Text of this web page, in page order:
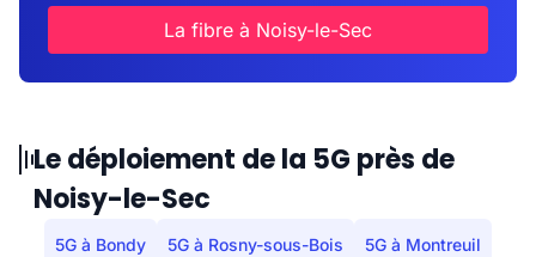
La fibre à Noisy-le-Sec
Le déploiement de la 5G près de
Noisy-le-Sec
5G à Bondy 5G à Rosny-sous-Bois 5G à Montreuil